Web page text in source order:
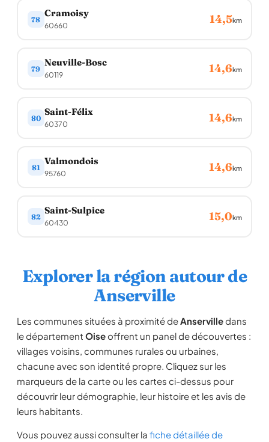
78
Cramoisy
60660 14,5km
79
Neuville-Bosc
60119 14,6km
80
Saint-Félix
60370 14,6km
81
Valmondois
95760 14,6km
82
Saint-Sulpice
60430 15,0km
Explorer la région autour de
Anserville
Les communes situées à proximité deAnservilledans
le département Oiseoffrent un panel de découvertes :
villages voisins, communes rurales ou urbaines,
chacune avec son identité propre. Cliquez sur les
marqueurs de la carte ou les cartes ci-dessus pour
découvrir leur démographie, leur histoire et les avis de
leurs habitants.
Vous pouvez aussi consulter la fiche détaillée de